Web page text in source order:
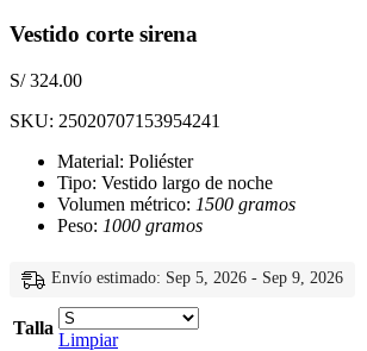
Vestido corte sirena
S/324.00
SKU: 25020707153954241
Material: Poliéster
Tipo: Vestido largo de noche
Volumen métrico: 1500 gramos
Peso: 1000 gramos
Envío estimado: Sep 5, 2026 - Sep 9, 2026
Talla
Limpiar